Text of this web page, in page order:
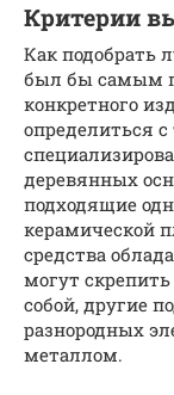
Критерии
Как подобрать
был бы самым
конкретного
определиться
деревянных
подходящие
керамической
средства
могут
собой, другие
разнородных
металлом.